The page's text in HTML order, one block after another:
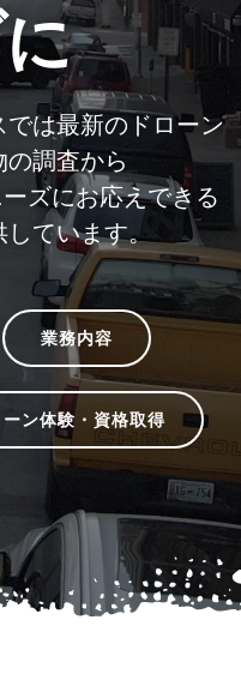
は最新のドローン
調査から
ズにお応えできる
ています。
業務内容
ーン体験・資格取得